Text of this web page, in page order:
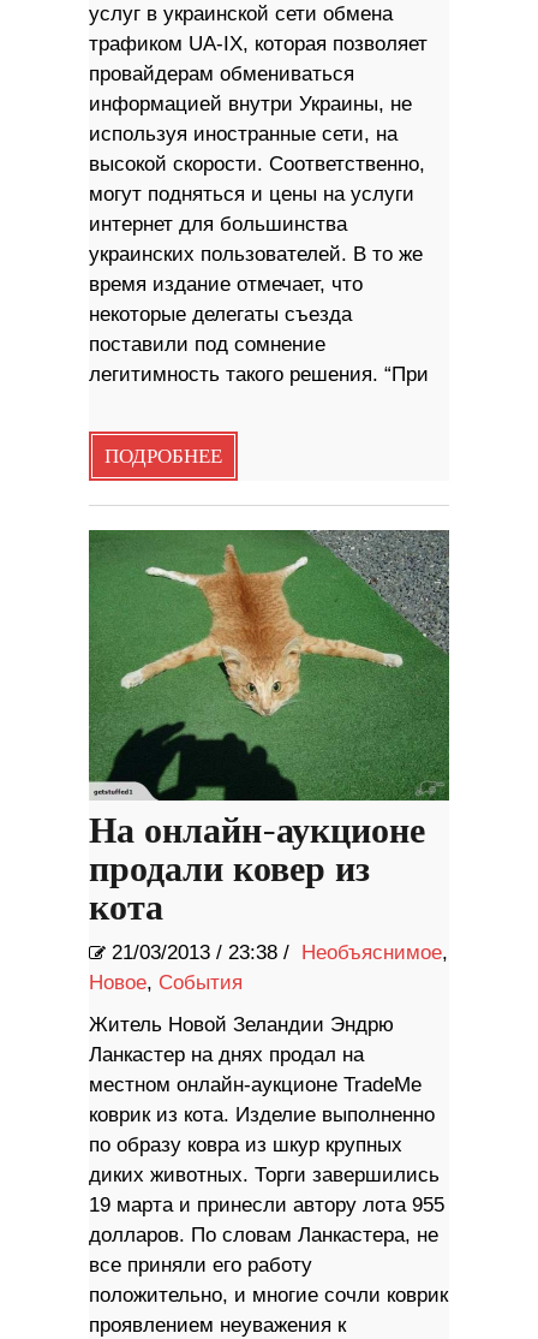
услуг в украинской сети обмена
трафиком UA-IX, которая позволяет
провайдерам обмениваться
информацией внутри Украины, не
используя иностранные сети, на
высокой скорости. Соответственно,
могут подняться и цены на услуги
интернет для большинства
украинских пользователей. В то же
время издание отмечает, что
некоторые делегаты съезда
поставили под сомнение
легитимность такого решения. “При
ПОДРОБНЕЕ
На онлайн-аукционе
продали ковер из
кота
21/03/2013 / 23:38 / Необъяснимое,
Новое, События
Житель Новой Зеландии Эндрю
Ланкастер на днях продал на
местном онлайн-аукционе TradeMe
коврик из кота. Изделие выполненно
по образу ковра из шкур крупных
диких животных. Торги завершились
19 марта и принесли автору лота 955
долларов. По словам Ланкастера, не
все приняли его работу
положительно, и многие сочли коврик
проявлением неуважения к